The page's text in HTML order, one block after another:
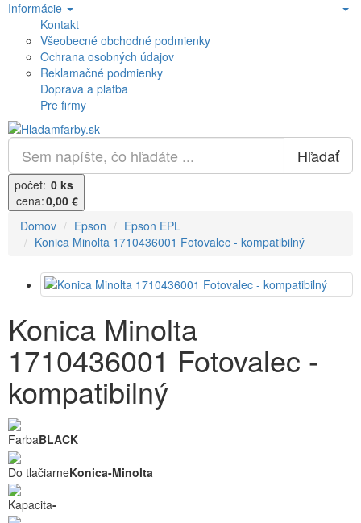
Informácie
Kontakt
Všeobecné obchodné podmienky
Ochrana osobných údajov
Reklamačné podmienky
Doprava a platba
Pre firmy
Hľadať
počet: 0 ks
cena:0,00 €
Domov
Epson
Epson EPL
Konica Minolta 1710436001 Fotovalec - kompatibilný
Konica Minolta
1710436001 Fotovalec -
kompatibilný
FarbaBLACK
Do tlačiarneKonica-Minolta
Kapacita-